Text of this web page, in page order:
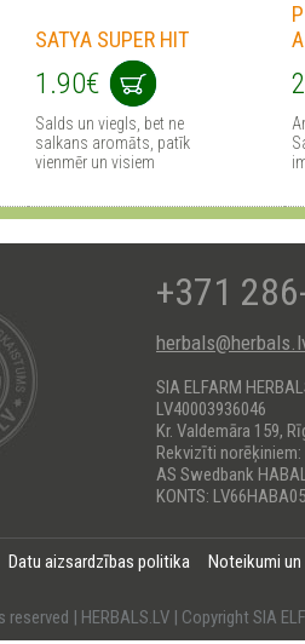
SATYA SUPER HIT
1.90€
Salds un viegls, bet ne
salkans aromāts, patīk
vienmēr un visiem
+371
SIA ELFARM
LV40003936046
Kr. Valdemāra 159,
Rekvizīti norēķiniem:
AS Swedbank
KONTS:
Datu aizsardzības politika Noteikumi
reserved | HERBALS.LV | Copyright SIA